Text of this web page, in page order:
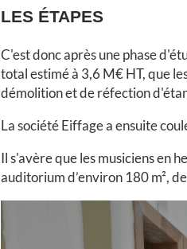
LES ÉTAPES
C'est donc après une phase
total estimé à 3,6 M€ HT, que
démolition et de réfection
La société Eiffage a ensuite
Il s'avère que les musiciens en
auditorium d’environ 180 m²,